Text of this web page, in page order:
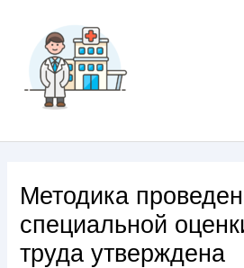
Методика
специальной
труда утверждена